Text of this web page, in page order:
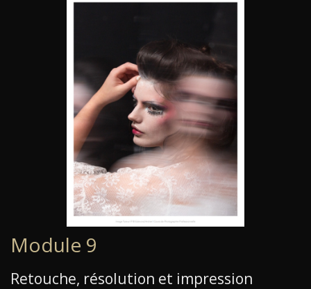
Module 9
Retouche, résolution et impression